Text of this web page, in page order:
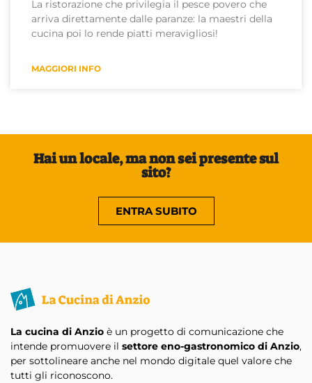
La ristorazione che privilegia il pesce povero che
arriva direttamente dalle paranze: la maestri della
cucina poi lo rende piatti meravigliosi!
MAGGIORI INFO
Hai un locale, ma non sei presente sul
sito?
ENTRA SUBITO
La cucina di Anzio è un progetto di comunicazione che
intende promuovere il settore eno-gastronomico di Anzio,
per sottolineare anche nel mondo digitale quel valore che
tutti gli riconoscono.